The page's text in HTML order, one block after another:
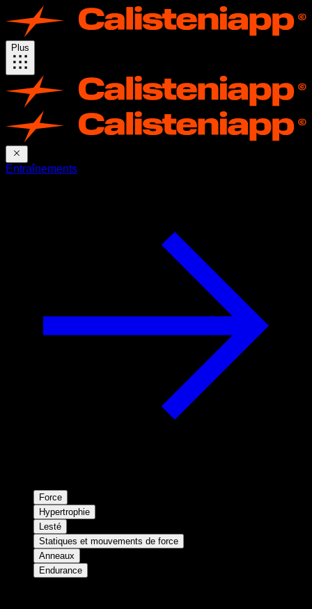
Plus
Entraînements
Force
Hypertrophie
Lesté
Statiques et mouvements de force
Anneaux
Endurance